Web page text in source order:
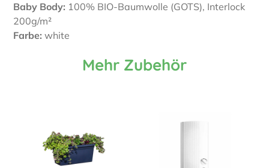
Baby Body: 100% BIO-Baumwolle (GOTS), Interlock
200g/m²
Farbe: white
Mehr Zubehör